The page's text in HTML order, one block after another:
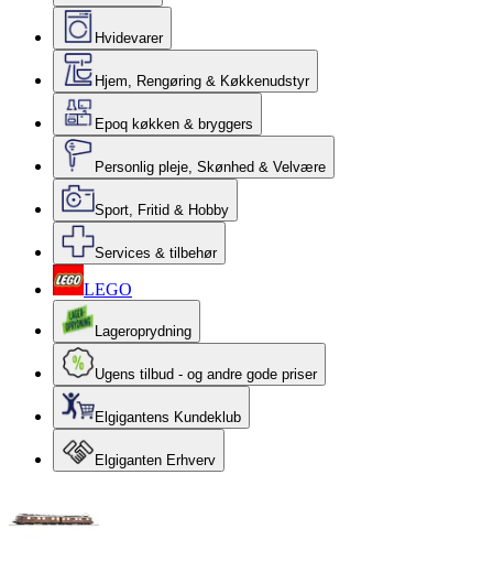
Hvidevarer
Hjem, Rengøring & Køkkenudstyr
Epoq køkken & bryggers
Personlig pleje, Skønhed & Velvære
Sport, Fritid & Hobby
Services & tilbehør
LEGO
Lageroprydning
Ugens tilbud - og andre gode priser
Elgigantens Kundeklub
Elgiganten Erhverv